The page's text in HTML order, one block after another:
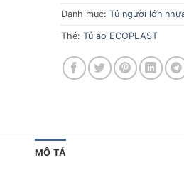
Danh mục: Tủ người lớn
Thẻ: Tủ áo ECOPLAST
MÔ TẢ